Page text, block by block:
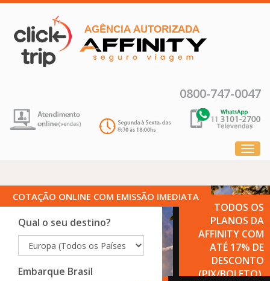
0800-747-0047
menu
COTAÇÃO ONLINE COM EMISSÃO IMEDIATA
Qual o seu destino?
Embarque Brasil
TODOS OS
PLANOS DA
AFFINITY COM
ATÉ 17% DE
DESCONTO
(PIX/BOLETO).